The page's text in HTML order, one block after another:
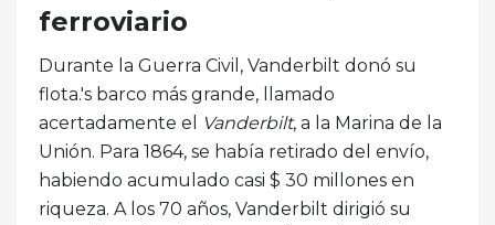
ferroviario
Durante la Guerra Civil, Vanderbilt donó su
flota.'s barco más grande, llamado
acertadamente el
Vanderbilt, a la Marina de la
Unión. Para 1864, se había retirado del envío,
habiendo acumulado casi $ 30 millones en
riqueza. A los 70 años, Vanderbilt dirigió su